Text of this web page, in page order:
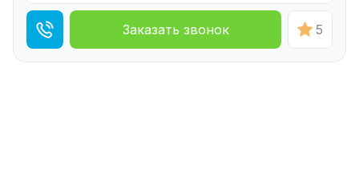
Заказать звонок 5